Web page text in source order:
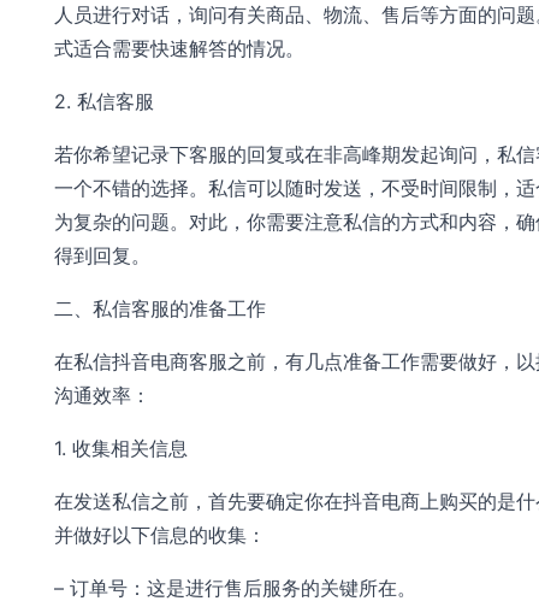
人员进行对话，询问有关商品、物流、售后等方面的问
式适合需要快速解答的情况。
2. 私信客服
若你希望记录下客服的回复或在非高峰期发起询问，私
一个不错的选择。私信可以随时发送，不受时间限制，
为复杂的问题。对此，你需要注意私信的方式和内容，
得到回复。
二、私信客服的准备工作
在私信抖音电商客服之前，有几点准备工作需要做好，
沟通效率：
1. 收集相关信息
在发送私信之前，首先要确定你在抖音电商上购买的是
并做好以下信息的收集：
– 订单号：这是进行售后服务的关键所在。